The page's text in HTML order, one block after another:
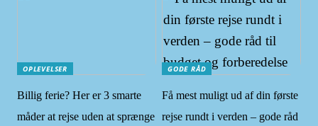
OPLEVELSER
Billig ferie? Her er 3 smarte
måder at rejse uden at sprænge
GODE RÅD
Få mest muligt ud af din første
rejse rundt i verden – gode råd